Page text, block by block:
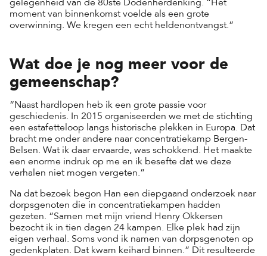
gelegenheid van de 80ste Dodenherdenking. “Het
moment van binnenkomst voelde als een grote
overwinning. We kregen een echt heldenontvangst.”
Wat doe je nog meer voor de
gemeenschap?
“Naast hardlopen heb ik een grote passie voor
geschiedenis. In 2015 organiseerden we met de stichting
een estafetteloop langs historische plekken in Europa. Dat
bracht me onder andere naar concentratiekamp Bergen-
Belsen. Wat ik daar ervaarde, was schokkend. Het maakte
een enorme indruk op me en ik besefte dat we deze
verhalen niet mogen vergeten.”
Na dat bezoek begon Han een diepgaand onderzoek naar
dorpsgenoten die in concentratiekampen hadden
gezeten. “Samen met mijn vriend Henry Okkersen
bezocht ik in tien dagen 24 kampen. Elke plek had zijn
eigen verhaal. Soms vond ik namen van dorpsgenoten op
gedenkplaten. Dat kwam keihard binnen.” Dit resulteerde